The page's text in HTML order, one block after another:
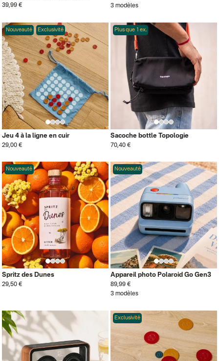
39,99 €
3 modèles
Nouveauté Exclusivité
Jeu 4 à la ligne en cuir
29,00 €
Plus que 1 ex.
Sacoche bottle Topologie
70,40 €
Nouveauté
Spritz des Dunes
29,50 €
Nouveauté
Appareil photo Polaroid Go Gen3
89,99 €
3 modèles
Exclusivité